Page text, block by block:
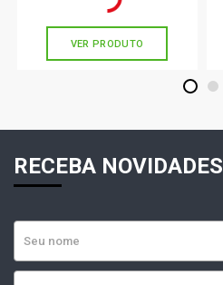
VER PRODUTO
1 2
RECEBA NOVIDADES